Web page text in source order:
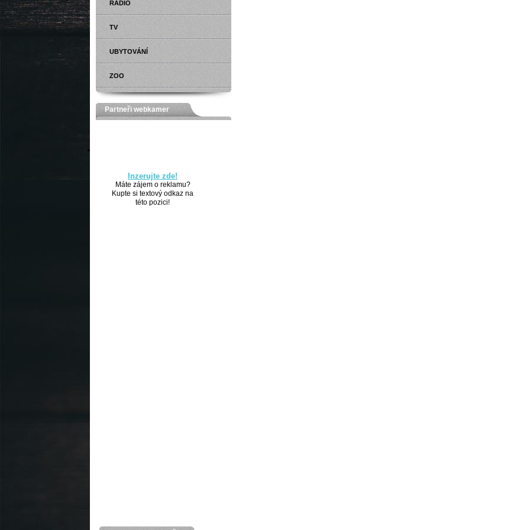
RÁDIO
TV
UBYTOVÁNÍ
ZOO
Partneři webkamer
Inzerujte zde!
Máte zájem o reklamu?
Kupte si textový odkaz na
této pozici!